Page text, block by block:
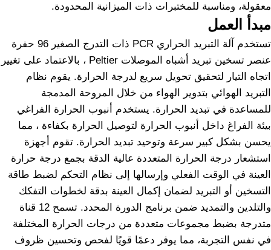
معقولة، ومناسبة للمختبرات ذات الميزانية المحدودة.
مبدأ العمل
تستخدم آلة التبريد الحراري PCR ذات التدرج الصغير 96 حفرة
عنصر تسخين تبريد أشباه الموصلات Peltier ، بالاعتماد على تغيير
اتجاه التيار لتحقيق تحويل سريع لدرجة الحرارة. يقوم نظام
التبريد الهوائي بتدوير الهواء من خلال المروحة المدمجة
للمساعدة في تبديد الحرارة. يستخدم أنبوب الحرارة الفراغي
بيئة الفراغ داخل أنبوب الحرارة لتوصيل الحرارة بكفاءة ، مما
يحسن بشكل كبير سرعة وتوحيد تبديد الحرارة. تقوم أجهزة
استشعار درجة الحرارة المتعددة عالية الدقة بجمع درجة حرارة
العينة في الوقت الفعلي وإرسالها إلى نظام التحكم لضبط طاقة
التسخين أو التبريد لضمان إكمال العينة بدقة لخطوات التفكك
والتلدين والتمديد ضمن برنامج الدورة المحدد. تسمح 12 قناة
متدرجة بضبط مجموعات متعددة من درجات الحرارة المختلفة
في نفس التجربة، مما يوفر دعمًا قويًا لفحص وتحسين ظروف